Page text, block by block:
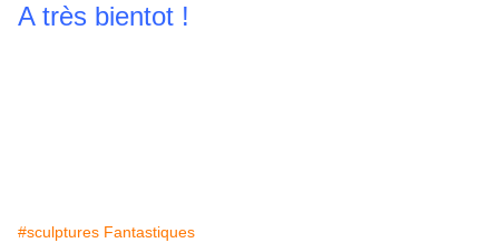
A très bientot !
#sculptures Fantastiques